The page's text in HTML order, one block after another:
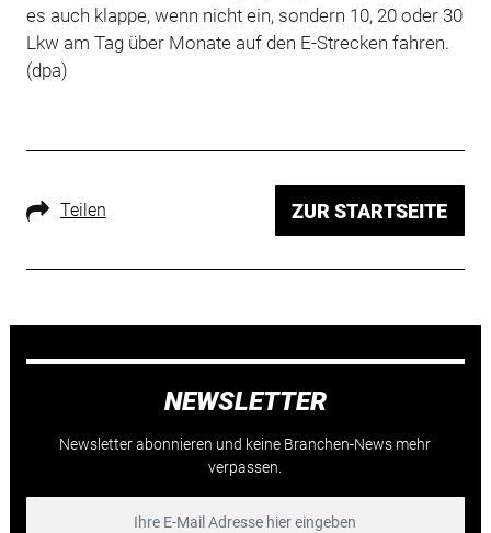
es auch klappe, wenn nicht ein, sondern 10, 20 oder 30
Lkw am Tag über Monate auf den E-Strecken fahren.
(dpa)
Teilen ZUR STARTSEITE
NEWSLETTER
Newsletter abonnieren und keine Branchen-News mehr
verpassen.